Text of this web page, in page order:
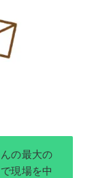
の最大の
現場を中